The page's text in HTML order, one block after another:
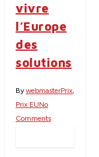
vivre
l’Europe
des
solutions
By webmasterPrix,
Prix EUNo
Comments